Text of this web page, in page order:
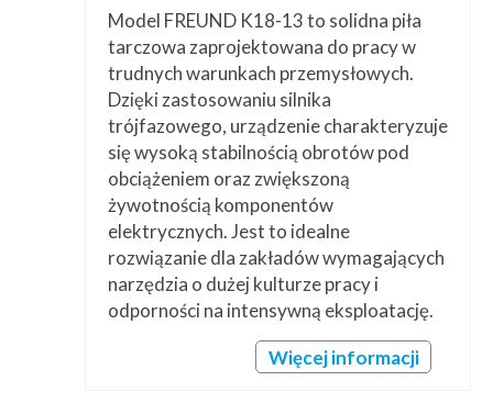
Model FREUND K18-13 to solidna piła
tarczowa zaprojektowana do pracy w
trudnych warunkach przemysłowych.
Dzięki zastosowaniu silnika
trójfazowego, urządzenie charakteryzuje
się wysoką stabilnością obrotów pod
obciążeniem oraz zwiększoną
żywotnością komponentów
elektrycznych. Jest to idealne
rozwiązanie dla zakładów wymagających
narzędzia o dużej kulturze pracy i
odporności na intensywną eksploatację.
Więcej informacji